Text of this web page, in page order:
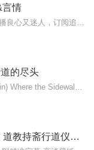
言情
的尽头
《道门通教必用集》现代文 道教持斋行道仪轨真文